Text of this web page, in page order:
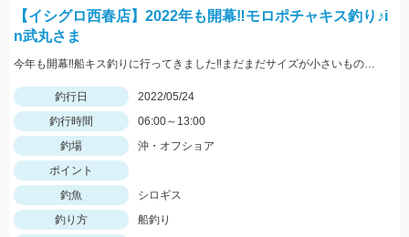
【イシグロ西春店】2022年も開幕‼モロポチャキス釣り♪i
n武丸さま
今年も開幕‼船キス釣りに行ってきました‼まだまだサイズが小さいものも混じりますが、ハリは8～10号の方が掛かりがよくオススメですよ‼
釣行日
2022/05/24
釣行時間
06:00～13:00
釣場
沖・オフショア
ポイント
釣魚
シロギス
釣り方
船釣り